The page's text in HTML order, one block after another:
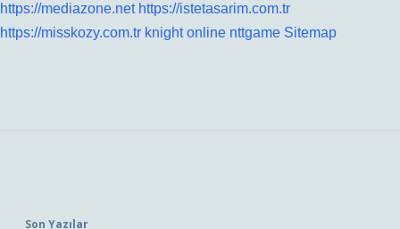
https://mediazone.net https://istetasarim.com.tr
https://misskozy.com.tr knight online nttgame Sitemap
Son Yazılar